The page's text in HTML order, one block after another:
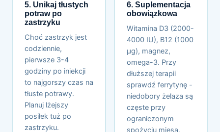
5. Unikaj tłustych
potraw po
zastrzyku
Choć zastrzyk jest
codziennie,
pierwsze 3-4
godziny po iniekcji
to najgorszy czas na
tłuste potrawy.
Planuj lżejszy
posiłek tuż po
zastrzyku.
6. Suplementacja
obowiązkowa
Witamina D3 (2000-
4000 IU), B12 (1000
µg), magnez,
omega-3. Przy
dłuższej terapii
sprawdź ferrytynę -
niedobory żelaza są
częste przy
ograniczonym
spożyciu mięsa.